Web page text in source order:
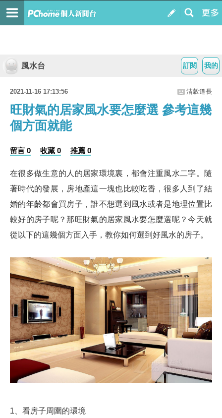
我的
訂閱
風水台
2021-11-16 17:13:56 清穀道長
旺財氣的居家風水要怎麼選 參考這幾
個方面就能
留言 0 收藏 0 推薦 0
在很多做生意的人的居家環境裏，都會注重風水二字。隨
著時代的發展，房地產這一塊也比較吃香，很多人到了結
婚的年齡都會買房子，誰不想選到風水或者是地理位置比
較好的房子呢？那旺財氣的居家風水要怎麼選呢？今天就
從以下的這幾個方面入手，教你如何選到好風水的房子。
1、看房子周圍的環境